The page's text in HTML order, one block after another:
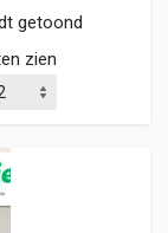
getoond
zien